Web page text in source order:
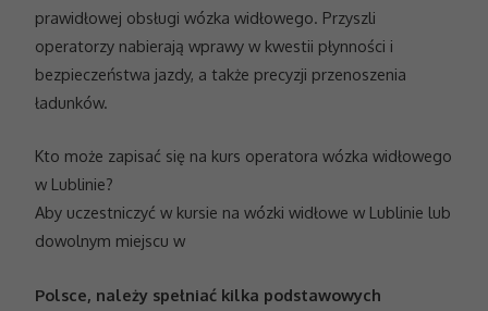
prawidłowej obsługi wózka widłowego. Przyszli
operatorzy nabierają wprawy w kwestii płynności i
bezpieczeństwa jazdy, a także precyzji przenoszenia
ładunków.
Kto może zapisać się na kurs operatora wózka widłowego
w Lublinie?
Aby uczestniczyć w kursie na wózki widłowe w Lublinie lub
dowolnym miejscu w
Polsce, należy spełniać kilka podstawowych